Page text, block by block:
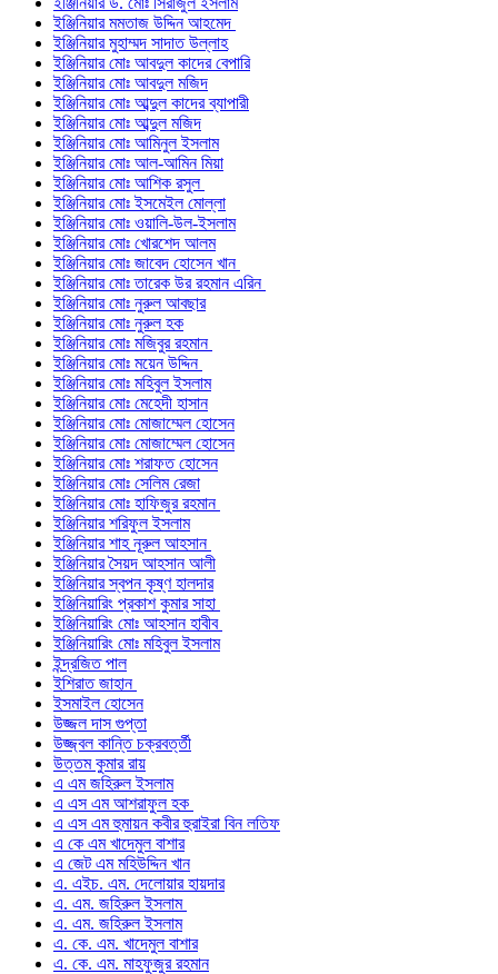
ইঞ্জিনিয়ার মমতাজ উদ্দিন আহমেদ
ইঞ্জিনিয়ার মুহাম্মদ সাদাত উল্লাহ
ইঞ্জিনিয়ার মোঃ আবদুল কাদের বেপারি
ইঞ্জিনিয়ার মোঃ আবদুল মজিদ
ইঞ্জিনিয়ার মোঃ আব্দুল কাদের ব্যাপারী
ইঞ্জিনিয়ার মোঃ আব্দুল মজিদ
ইঞ্জিনিয়ার মোঃ আমিনুল ইসলাম
ইঞ্জিনিয়ার মোঃ আল-আমিন মিয়া
ইঞ্জিনিয়ার মোঃ আশিক রসুল
ইঞ্জিনিয়ার মোঃ ইসমেইল মোল্লা
ইঞ্জিনিয়ার মোঃ ওয়ালি-উল-ইসলাম
ইঞ্জিনিয়ার মোঃ খোরশেদ আলম
ইঞ্জিনিয়ার মোঃ জাবেদ হোসেন খান
ইঞ্জিনিয়ার মোঃ তারেক উর রহমান এরিন
ইঞ্জিনিয়ার মোঃ নুরুল আবছার
ইঞ্জিনিয়ার মোঃ নুরুল হক
ইঞ্জিনিয়ার মোঃ মজিবুর রহমান
ইঞ্জিনিয়ার মোঃ ময়েন উদ্দিন
ইঞ্জিনিয়ার মোঃ মহিবুল ইসলাম
ইঞ্জিনিয়ার মোঃ মেহেদী হাসান
ইঞ্জিনিয়ার মোঃ মোজাম্মেল হোসেন
ইঞ্জিনিয়ার মোঃ মোজাম্মেল হোসেন
ইঞ্জিনিয়ার মোঃ শরাফত হোসেন
ইঞ্জিনিয়ার মোঃ সেলিম রেজা
ইঞ্জিনিয়ার মোঃ হাফিজুর রহমান
ইঞ্জিনিয়ার শরিফুল ইসলাম
ইঞ্জিনিয়ার শাহ নূরুল আহসান
ইঞ্জিনিয়ার সৈয়দ আহসান আলী
ইঞ্জিনিয়ার স্বপন কৃষ্ণ হালদার
ইঞ্জিনিয়ারিং প্রকাশ কুমার সাহা
ইঞ্জিনিয়ারিং মোঃ আহসান হাবীব
ইঞ্জিনিয়ারিং মোঃ মহিবুল ইসলাম
ইন্দ্রজিত পাল
ইশিরাত জাহান
ইসমাইল হোসেন
উজ্জল দাস গুপ্তা
উজ্জ্বল কান্তি চক্রবর্ত্তী
উত্তম কুমার রায়
এ এম জহিরুল ইসলাম
এ এস এম আশরাফুল হক
এ এস এম হুমায়ন কবীর হুরাইরা বিন লতিফ
এ কে এম খাদেমুল বাশার
এ জেট এম মহিউদ্দিন খান
এ. এইচ. এম. দেলোয়ার হায়দার
এ. এম. জহিরুল ইসলাম
এ. এম. জহিরুল ইসলাম
এ. কে. এম. খাদেমুল বাশার
এ. কে. এম. মাহফুজুর রহমান